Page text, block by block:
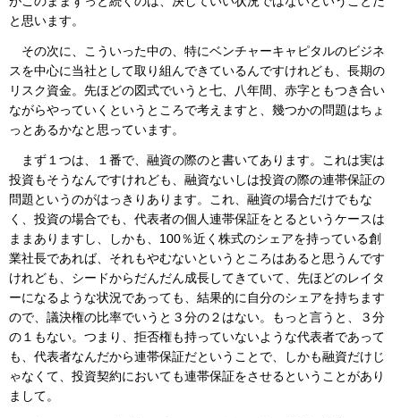
と思います。
その次に、こういった中の、特にベンチャーキャピタルのビジネ
スを中心に当社として取り組んできているんですけれども、長期の
リスク資金。先ほどの図式でいうと七、八年間、赤字ともつき合い
ながらやっていくというところで考えますと、幾つかの問題はちょ
っとあるかなと思っています。
まず１つは、１番で、融資の際のと書いてあります。これは実は
投資もそうなんですけれども、融資ないしは投資の際の連帯保証の
問題というのがはっきりあります。これ、融資の場合だけでもな
く、投資の場合でも、代表者の個人連帯保証をとるというケースは
ままありますし、しかも、100％近く株式のシェアを持っている創
業社長であれば、それもやむないというところはあると思うんです
けれども、シードからだんだん成長してきていて、先ほどのレイタ
ーになるような状況であっても、結果的に自分のシェアを持ちます
ので、議決権の比率でいうと３分の２はない。もっと言うと、３分
の１もない。つまり、拒否権も持っていないような代表者であって
も、代表者なんだから連帯保証だということで、しかも融資だけじ
ゃなくて、投資契約においても連帯保証をさせるということがあり
まして。